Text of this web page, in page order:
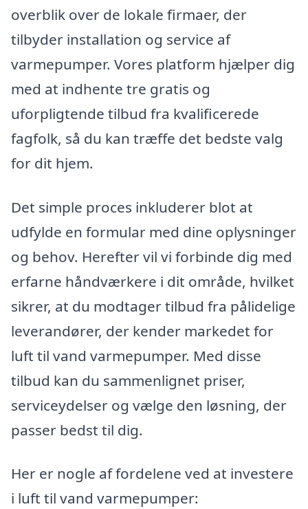
overblik over de lokale firmaer, der
tilbyder installation og service af
varmepumper. Vores platform hjælper dig
med at indhente tre gratis og
uforpligtende tilbud fra kvalificerede
fagfolk, så du kan træffe det bedste valg
for dit hjem.
Det simple proces inkluderer blot at
udfylde en formular med dine oplysninger
og behov. Herefter vil vi forbinde dig med
erfarne håndværkere i dit område, hvilket
sikrer, at du modtager tilbud fra pålidelige
leverandører, der kender markedet for
luft til vand varmepumper. Med disse
tilbud kan du sammenlignet priser,
serviceydelser og vælge den løsning, der
passer bedst til dig.
Her er nogle af fordelene ved at investere
i luft til vand varmepumper: